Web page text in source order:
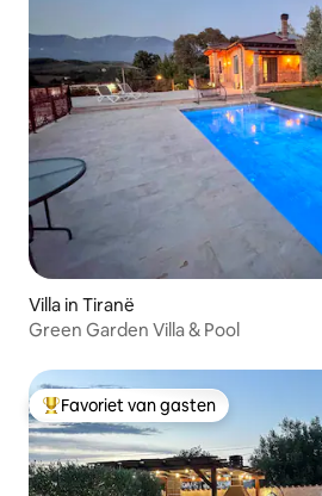
Villa in Tiranë
Green Garden Villa & Pool
Topfavoriet van gasten
Favoriet van gasten